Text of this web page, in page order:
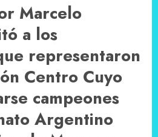
Marcelo
a los
representaron
Centro Cuyo
campeones
Argentino